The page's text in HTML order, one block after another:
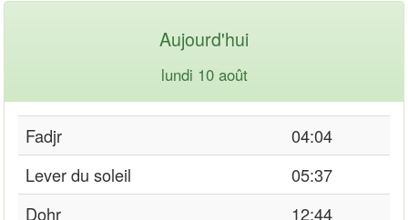
Aujourd'hui
lundi 10 août
Fadjr
04:04
Lever du soleil
05:37
Dohr
12:44